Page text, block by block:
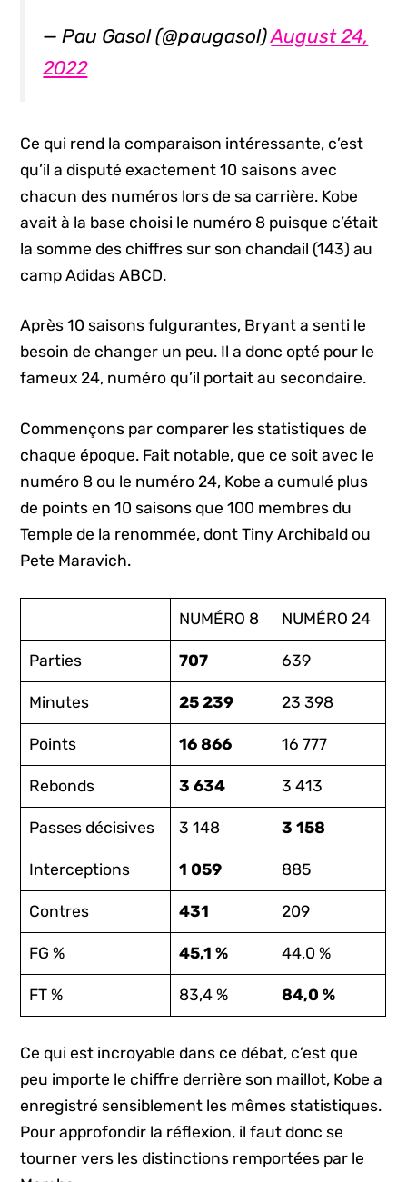
— Pau Gasol (@paugasol)August 24,
2022
Ce qui rend la comparaison intéressante, c’est
qu’il a disputé exactement 10 saisons avec
chacun des numéros lors de sa carrière. Kobe
avait à la base choisi le numéro 8 puisque c’était
la somme des chiffres sur son chandail (143) au
camp Adidas ABCD.
Après 10 saisons fulgurantes, Bryant a senti le
besoin de changer un peu. Il a donc opté pour le
fameux 24, numéro qu’il portait au secondaire.
Commençons par comparer les statistiques de
chaque époque. Fait notable, que ce soit avec le
numéro 8 ou le numéro 24, Kobe a cumulé plus
de points en 10 saisons que 100 membres du
Temple de la renommée, dont Tiny Archibald ou
Pete Maravich.
NUMÉRO 8 NUMÉRO 24
Parties 707 639
Minutes 25 239 23 398
Points 16 866 16 777
Rebonds 3 634 3 413
Passes décisives 3 148 3 158
Interceptions 1 059 885
Contres 431 209
FG % 45,1 % 44,0 %
FT % 83,4 % 84,0 %
Ce qui est incroyable dans ce débat, c’est que
peu importe le chiffre derrière son maillot, Kobe a
enregistré sensiblement les mêmes statistiques.
Pour approfondir la réflexion, il faut donc se
tourner vers les distinctions remportées par le